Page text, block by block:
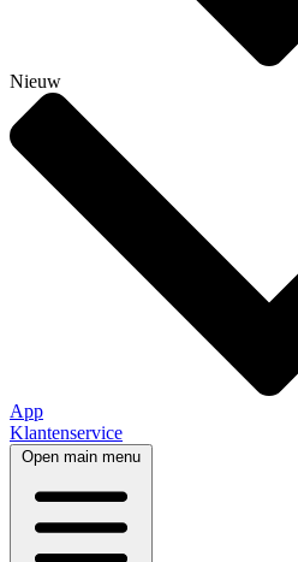
Nieuw
App
Klantenservice
Open main menu